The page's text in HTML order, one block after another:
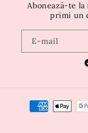
Abonează-te
primi un
E-mail
Metode